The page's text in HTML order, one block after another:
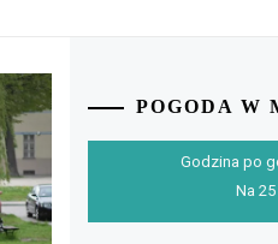
POGODA W
Godzina po
Na